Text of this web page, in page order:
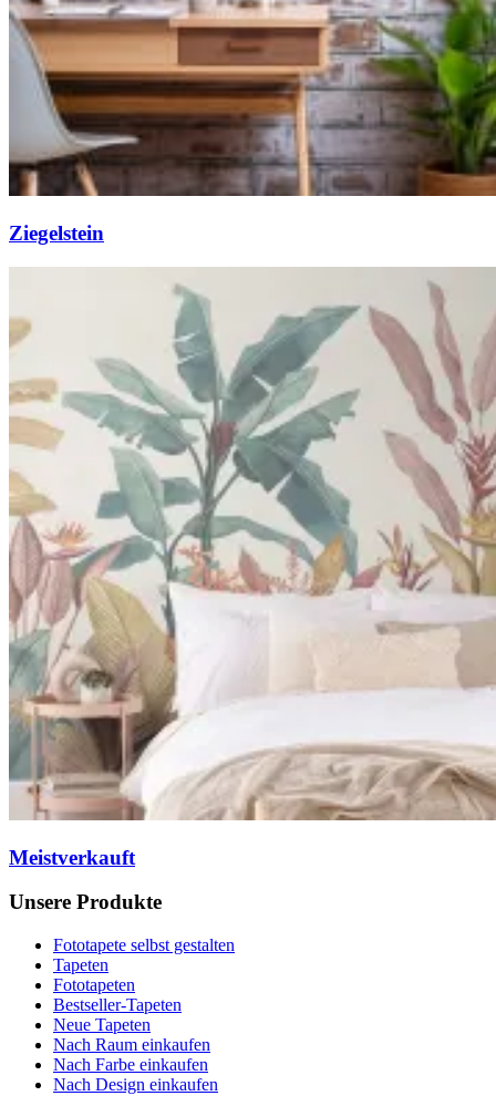
Ziegelstein
Meistverkauft
Unsere Produkte
Fototapete selbst gestalten
Tapeten
Fototapeten
Bestseller-Tapeten
Neue Tapeten
Nach Raum einkaufen
Nach Farbe einkaufen
Nach Design einkaufen